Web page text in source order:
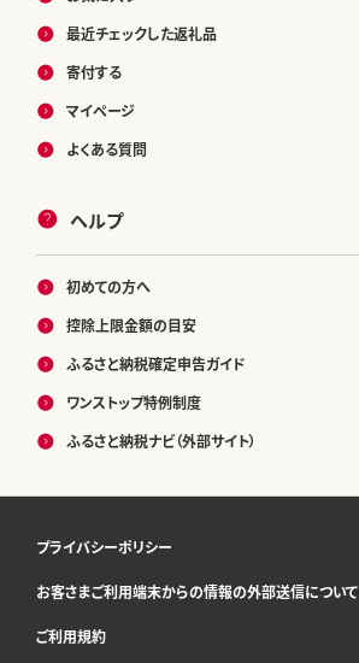
最近チェックした返礼品
寄付する
マイページ
よくある質問
ヘルプ
初めての方へ
控除上限金額の目安
ふるさと納税確定申告ガイド
ワンストップ特例制度
ふるさと納税ナビ（外部サイト）
プライバシーポリシー
お客さまご利用端末からの情報の外部送信について
ご利用規約